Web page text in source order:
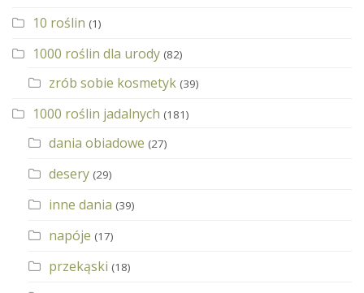
10 roślin (1)
1000 roślin dla urody (82)
zrób sobie kosmetyk (39)
1000 roślin jadalnych (181)
dania obiadowe (27)
desery (29)
inne dania (39)
napóje (17)
przekąski (18)